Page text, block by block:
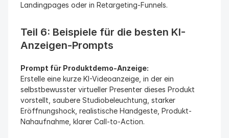
Landingpages oder in Retargeting-Funnels.
Teil 6: Beispiele für die besten KI-
Anzeigen-Prompts
Prompt für Produktdemo-Anzeige:
Erstelle eine kurze KI-Videoanzeige, in der ein
selbstbewusster virtueller Presenter dieses Produkt
vorstellt, saubere Studiobeleuchtung, starker
Eröffnungshock, realistische Handgeste, Produkt-
Nahaufnahme, klarer Call-to-Action.